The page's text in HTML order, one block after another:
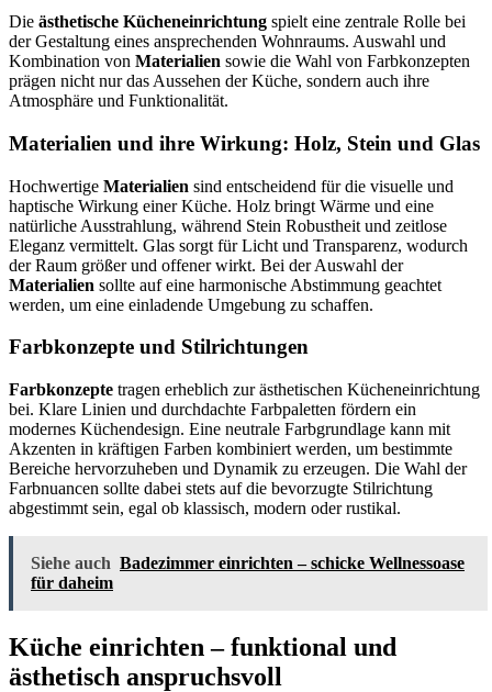
Die ästhetische Kücheneinrichtung spielt eine zentrale Rolle bei
der Gestaltung eines ansprechenden Wohnraums. Auswahl und
Kombination von Materialien sowie die Wahl von Farbkonzepten
prägen nicht nur das Aussehen der Küche, sondern auch ihre
Atmosphäre und Funktionalität.
Materialien und ihre Wirkung: Holz, Stein und Glas
Hochwertige Materialien sind entscheidend für die visuelle und
haptische Wirkung einer Küche. Holz bringt Wärme und eine
natürliche Ausstrahlung, während Stein Robustheit und zeitlose
Eleganz vermittelt. Glas sorgt für Licht und Transparenz, wodurch
der Raum größer und offener wirkt. Bei der Auswahl der
Materialien sollte auf eine harmonische Abstimmung geachtet
werden, um eine einladende Umgebung zu schaffen.
Farbkonzepte und Stilrichtungen
Farbkonzepte tragen erheblich zur ästhetischen Kücheneinrichtung
bei. Klare Linien und durchdachte Farbpaletten fördern ein
modernes Küchendesign. Eine neutrale Farbgrundlage kann mit
Akzenten in kräftigen Farben kombiniert werden, um bestimmte
Bereiche hervorzuheben und Dynamik zu erzeugen. Die Wahl der
Farbnuancen sollte dabei stets auf die bevorzugte Stilrichtung
abgestimmt sein, egal ob klassisch, modern oder rustikal.
Siehe auch Badezimmer einrichten – schicke Wellnessoase
für daheim
Küche einrichten – funktional und
ästhetisch anspruchsvoll